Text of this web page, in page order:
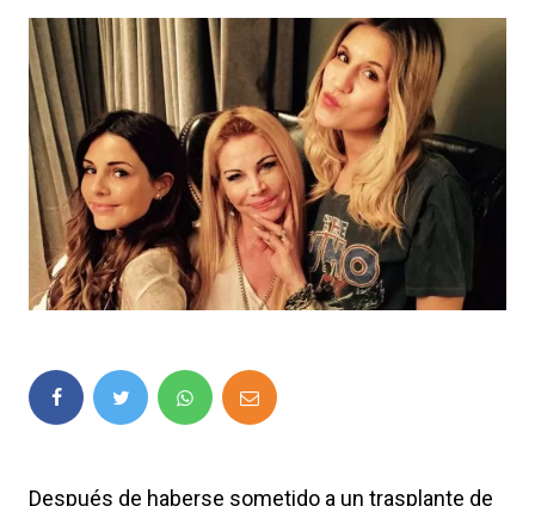
Después de haberse sometido a un trasplante de